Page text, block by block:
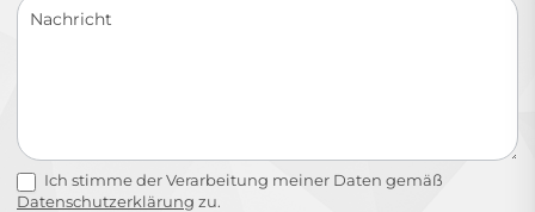
Ich stimme der Verarbeitung meiner Daten gemäß
Datenschutzerklärung zu.